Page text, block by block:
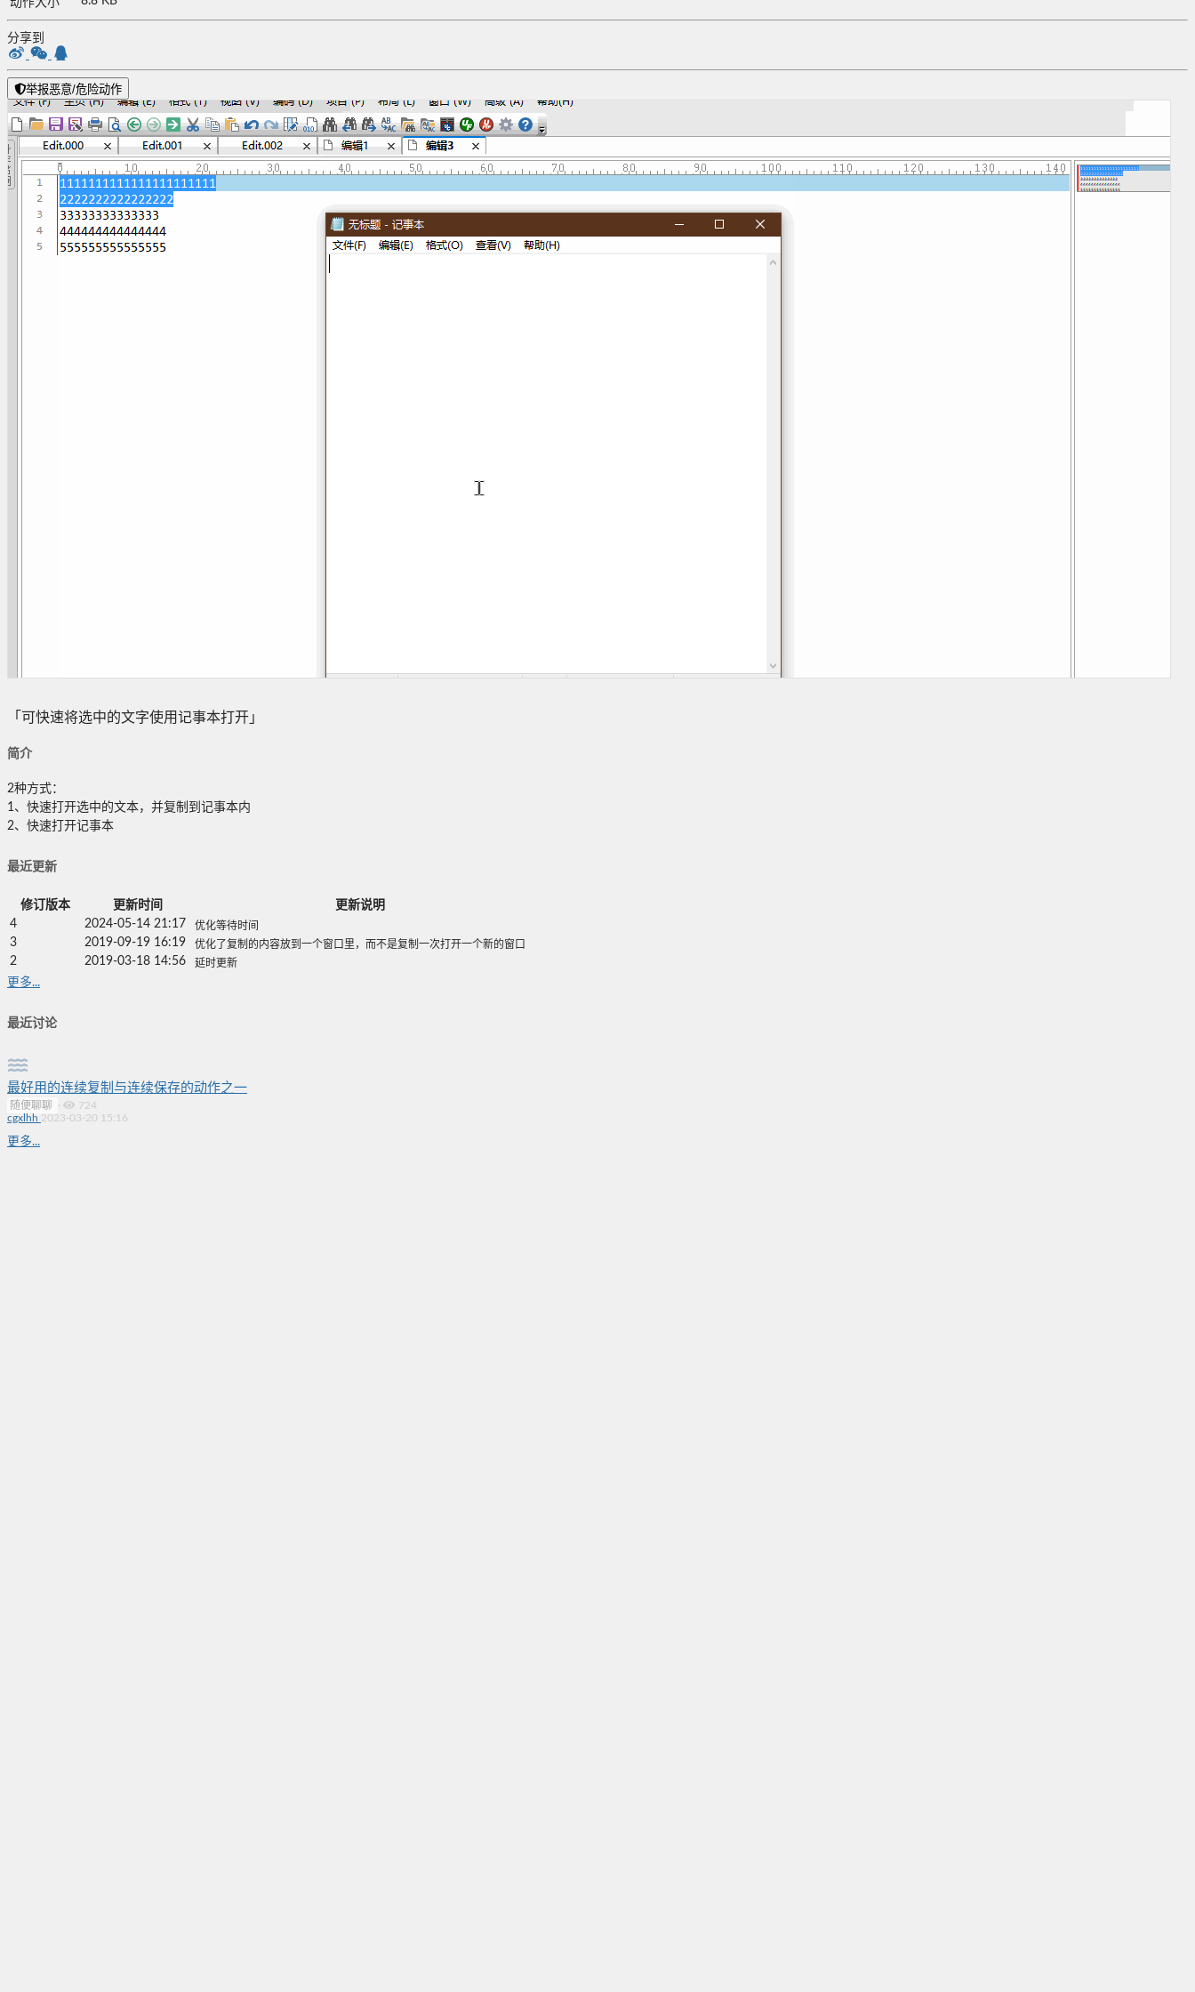
动作大小
分享到
举报恶意/危险动作
「可快速将选中的文字使用记事本打开」
简介
2种方式：
1、快速打开选中的文本，并复制到记事本内
2、快速打开记事本
最近更新
修订版本 更新时间
更新说明
4
2024-05-14 21:17 优化等待时间
3 2019-09-19 16:19 优化了复制的内容放到一个窗口里，而不是复制一次打开一个新的窗口
2 2019-03-18 14:56 延时更新
更多...
最近讨论
最好用的连续复制与连续保存的动作之一
随便聊聊 ·
724
cgxlhh 2023-03-20 15:16
更多...